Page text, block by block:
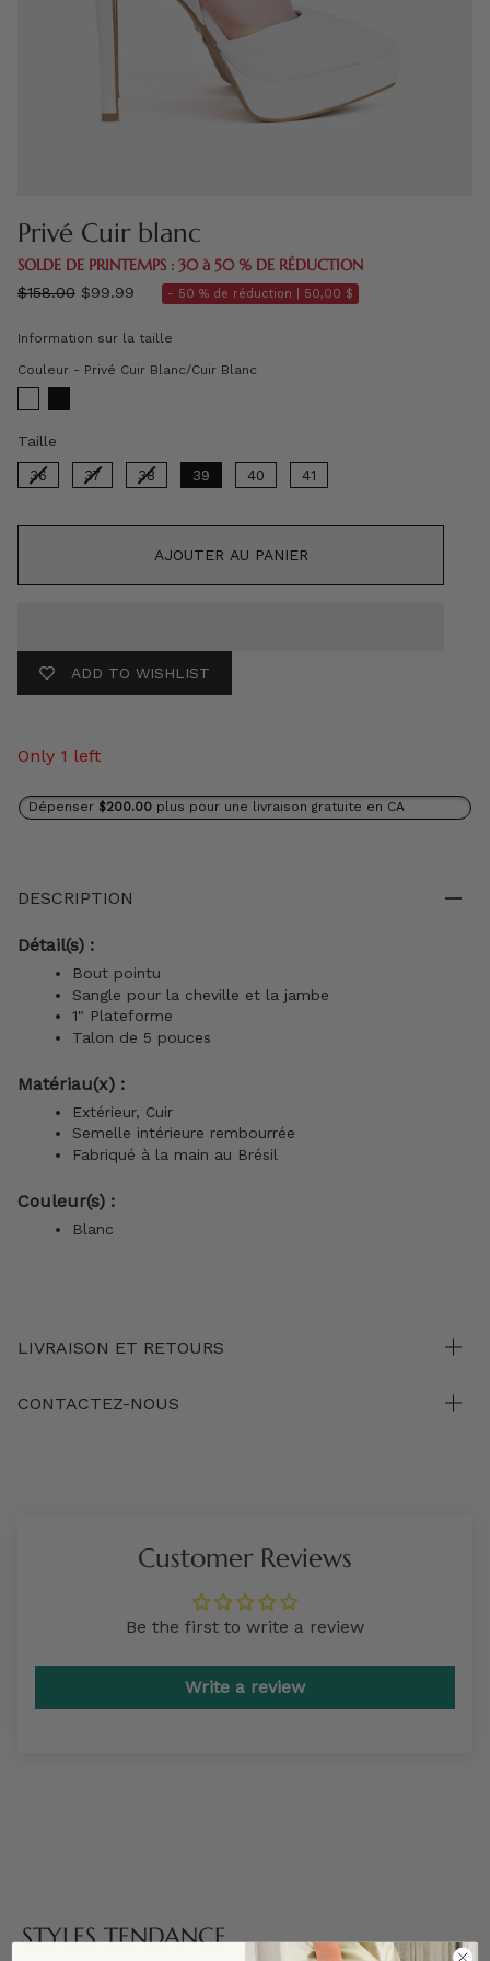
Privé Cuir blanc
SOLDE DE PRINTEMPS : 30 à 50 % DE RÉDUCTION
régulier
$158.00 $99.99 - 50 % de réduction | 50,00 $
Information sur la taille
Couleur - Privé Cuir Blanc/Cuir Blanc
Taille
36 37 38 39 40 41
AJOUTER AU PANIER
ADD TO WISHLIST
Only 1 left
Dépenser $200.00 plus pour une livraison gratuite en CA
DESCRIPTION
Détail(s) :
Bout pointu
Sangle pour la cheville et la jambe
1" Plateforme
Talon de 5 pouces
Matériau(x) :
Extérieur, Cuir
Semelle intérieure rembourrée
Fabriqué à la main au Brésil
Couleur(s) :
Blanc
LIVRAISON ET RETOURS
CONTACTEZ-NOUS
Customer Reviews
Be the first to write a review
Write a review
STYLES TENDANCE